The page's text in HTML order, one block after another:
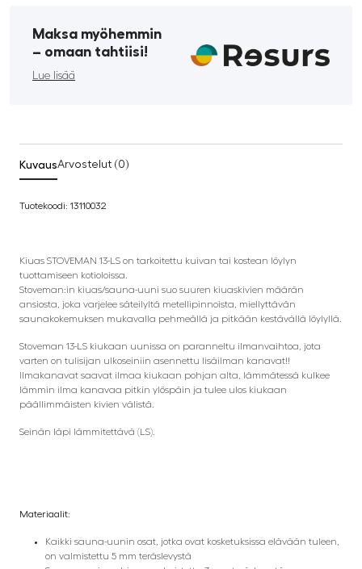
Maksa myöhemmin
­– omaan tahtiisi!
Lue lisää
KuvausArvostelut (0)
Tuotekoodi: 13110032
Kiuas STOVEMAN 13-LS on tarkoitettu kuivan tai kostean löylyn
tuottamiseen kotioloissa.
Stoveman:in kiuas/sauna-uuni suo suuren kiuaskivien määrän
ansiosta, joka varjelee säteilyltä metellipinnoista, miellyttävän
saunakokemuksen mukavalla pehmeällä ja pitkään kestävällä löylyllä.
Stoveman 13-LS kiukaan uunissa on paranneltu ilmanvaihtoa, jota
varten on tulisijan ulkoseiniin asennettu lisäilman kanavat!!
Ilmakanavat saavat ilmaa kiukaan pohjan alta, lämmätessä kulkee
lämmin ilma kanavaa pitkin ylöspäin ja tulee ulos kiukaan
päällimmäisten kivien välistä.
Seinän läpi lämmitettävä (LS).
Materiaalit:
Kaikki sauna-uunin osat, jotka ovat kosketuksissa elävään tuleen,
on valmistettu 5 mm teräslevystä